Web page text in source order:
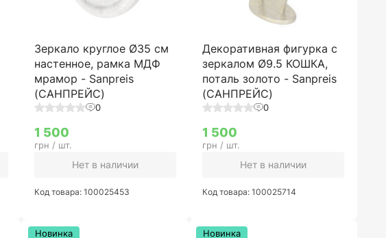
Зеркало круглое Ø35 см
настенное, рамка МДФ
мрамор - Sanpreis
(САНПРЕЙС)
0
1 500
грн / шт.
Нет в наличии
Код товара: 100025453
Декоративная фигурка с
зеркалом Ø9.5 КОШКА,
поталь золото - Sanpreis
(САНПРЕЙС)
0
1 500
грн / шт.
Нет в наличии
Код товара: 100025714
Новинка Новинка